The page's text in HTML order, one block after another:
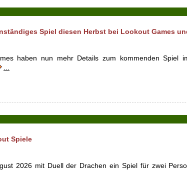
Spiel diesen Herbst bei Lookout Games
haben nun mehr Details zum kommenden Spiel
Spiele
2026 mit Duell der Drachen ein Spiel für zwei